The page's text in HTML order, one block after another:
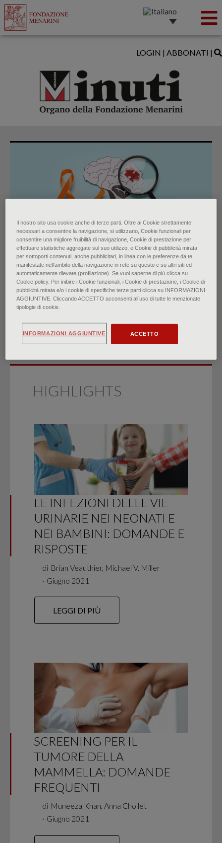
LOGIN | ABBONATI |
Sclerosi multipla: Focus
sull’assistenza primaria
di Aaron Saguil, Edwin A. Farnell IV, Teneisha S. Jord
∙ Giugno 2025
HIGHLIGHTS
LE INFEZIONI DELLE VIE
URINARIE NEI NEONATI E
NEI BAMBINI: DOMANDE E
RISPOSTE
di Brian Veauthier, Michael V. Miller
∙ Giugno 2021
LEGGI DI PIÙ
SCREENING PER IL
TUMORE DELLA
MAMMELLA: DOMANDE
FREQUENTI
di Muneeza Khan, Anna Chollet
∙ Giugno 2021
Il nostro sito usa cookie anche di terze parti. Oltre ai Cookie strettamente
necessari a consentire la navigazione, si utilizzano, Cookie funzionali per
consentire una migliore fruibilità di navigazione, Cookie di prestazione per
effettuare statistiche aggregate sul suo utilizzo, e Cookie di pubblicità mirata
per sottoporti contenuti, anche pubblicitari, in linea con le preferenze da te
manifestate nell‘ambito della navigazione in rete su questo e su altri siti ed
automaticamente rilevate (profilazione). Se vuoi saperne di più clicca su
Cookie policy. Per inibire i Cookie funzionali, i Cookie di prestazione, i Cookie di
pubblicità mirata e/o i cookie di specifiche terze parti clicca su INFORMAZIONI
AGGIUNTIVE. Cliccando ACCETTO acconsenti all’uso di tutte le menzionate
tipologie di cookie.
ACCETTO
INFORMAZIONI AGGIUNTIVE